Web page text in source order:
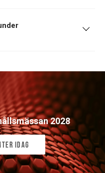
2028
idag